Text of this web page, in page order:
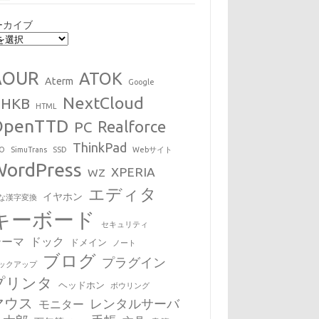
カイブ
Aterm ATOK Google
HTML NextCloud
PC Realforce
SimuTrans SSD ThinkPad Webサイト
WZ XPERIA
漢字変換 イヤホン エディタ
ーボード セキュリティ
マ ドック ドメイン ノート
クアップ ブログ プラグイン
リンタ ヘッドホン ボウリング
ウス モニター
レンタルサーバ